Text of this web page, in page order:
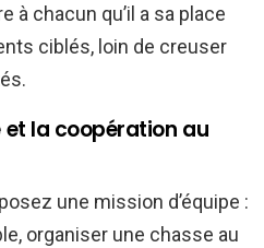
à chacun qu’il a sa place
ciblés, loin de creuser
et la coopération au
une mission d’équipe :
organiser une chasse au